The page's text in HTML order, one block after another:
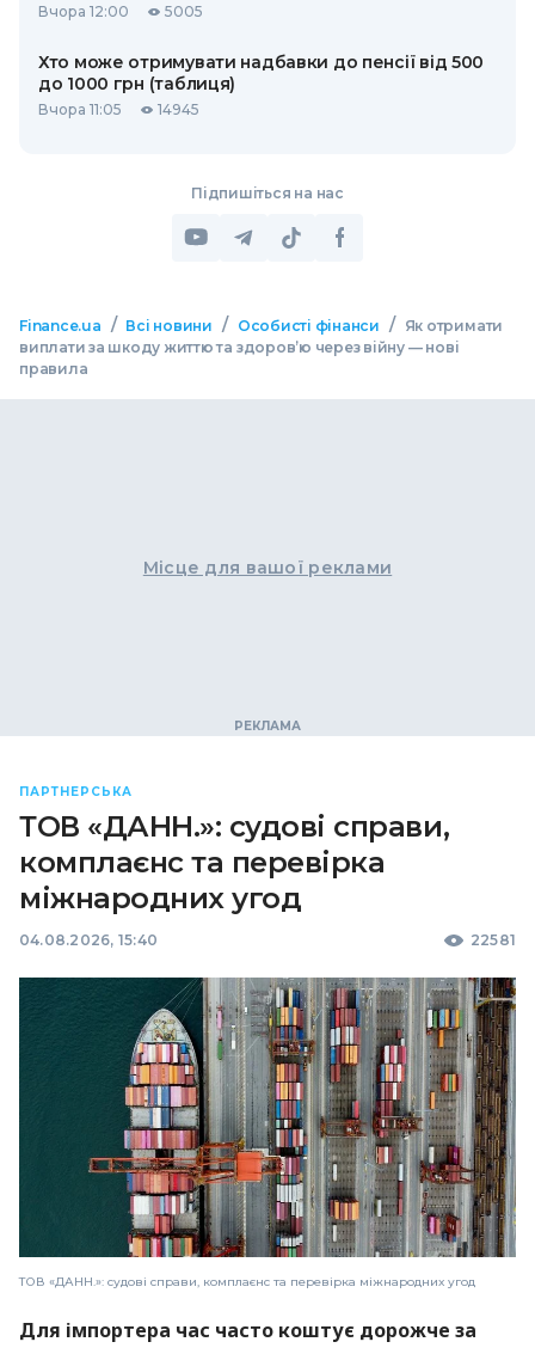
Вчора 12:00 5005
Хто може отримувати надбавки до пенсії від 500
до 1000 грн (таблиця)
Вчора 11:05 14945
Підпишіться на нас
Finance.ua / Всі новини / Особисті фінанси /
Як отримати
виплати за шкоду життю та здоров’ю через війну — нові
правила
Місце для вашої реклами
ПАРТНЕРСЬКА
ТОВ «ДАНН.»: судові справи,
комплаєнс та перевірка
міжнародних угод
04.08.2026, 15:40 22581
ТОВ «ДАНН.»: судові справи, комплаєнс та перевірка міжнародних угод
Для імпортера час часто коштує дорожче за